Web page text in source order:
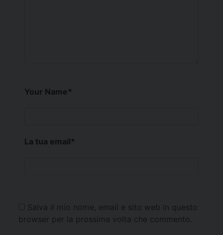
Your Name*
La tua email*
Salva il mio nome, email e sito web in questo
browser per la prossima volta che commento.